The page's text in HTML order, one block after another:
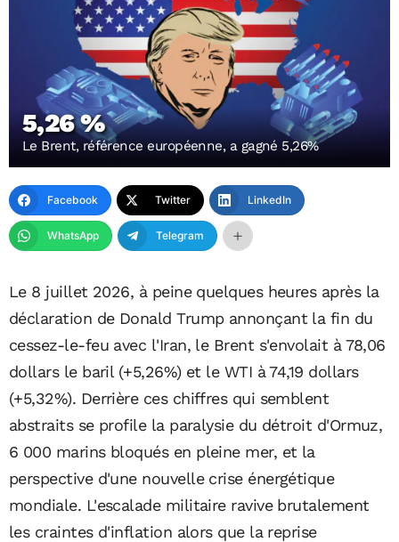
5,26 %
Le Brent, référence européenne, a gagné 5,26%
Facebook Twitter LinkedIn
WhatsApp Telegram
Le 8 juillet 2026, à peine quelques heures après la
déclaration de Donald Trump annonçant la fin du
cessez-le-feu avec l'Iran, le Brent s'envolait à 78,06
dollars le baril (+5,26%) et le WTI à 74,19 dollars
(+5,32%). Derrière ces chiffres qui semblent
abstraits se profile la paralysie du détroit d'Ormuz,
6 000 marins bloqués en pleine mer, et la
perspective d'une nouvelle crise énergétique
mondiale. L'escalade militaire ravive brutalement
les craintes d'inflation alors que la reprise